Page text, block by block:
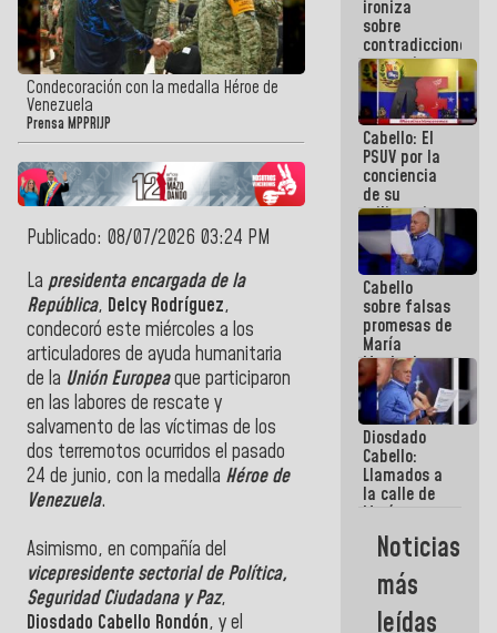
Condecoración con la medalla Héroe de
Venezuela
Prensa MPPRIJP
Publicado: 08/07/2026 03:24 PM
La presidenta encargada de la
República, Delcy Rodríguez,
condecoró este miércoles a los
articuladores de ayuda humanitaria
de la Unión Europeaque participaron
en las labores de rescate y
salvamento de las víctimas de los
dos terremotos ocurridos el pasado
24 de junio, con la medalla Héroe de
Venezuela.
Asimismo, en compañía del
vicepresidente sectorial de Política,
Seguridad Ciudadana y Paz,
Diosdado Cabello Rondón, y el
la semana
que viene
hay
programa
ironiza
sobre
contradicciones
y mentiras
de María
Machado:
¡Créanle!
Cabello: El
PSUV por la
conciencia
de su
militancia
es la
organización
política más
sólida de
Venezuela
Cabello
sobre falsas
promesas de
María
Machado:
¿Quién le
puede creer?
¿Y la gente
que ella iba
a salvar en
La Guaira?
Diosdado
Cabello:
Llamados a
la calle de
María
Machado se
estrellaron
de frente
contra el
Pueblo
Noticias
más
leídas